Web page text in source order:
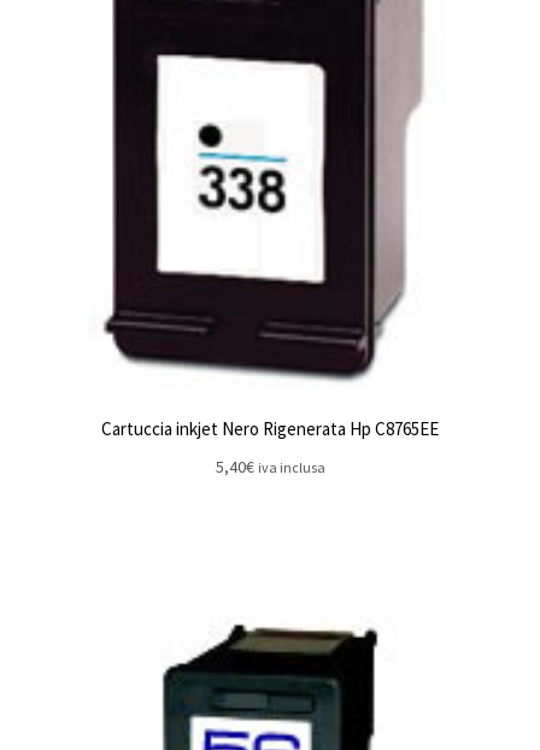
Cartuccia inkjet Nero Rigenerata Hp C8765EE
5,40€ iva inclusa